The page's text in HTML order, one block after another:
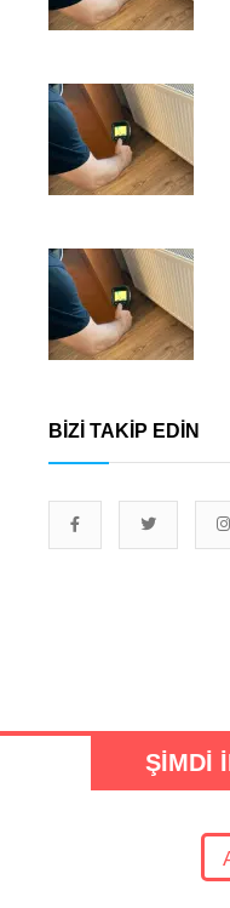
BIZI TAKIP EDIN
ŞIMDI